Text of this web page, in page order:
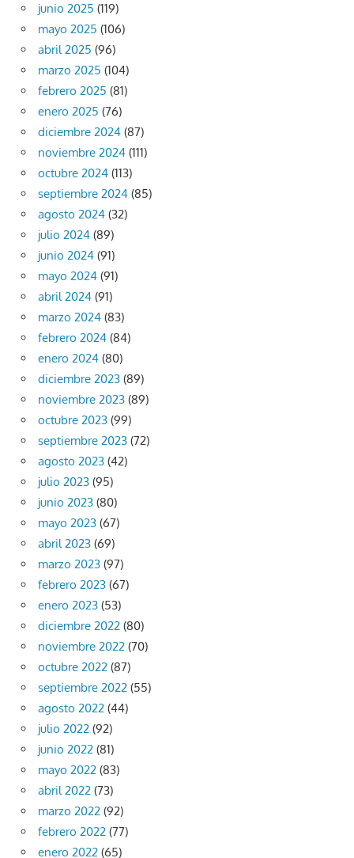
junio 2025 (119)
mayo 2025 (106)
abril 2025 (96)
marzo 2025 (104)
febrero 2025 (81)
enero 2025 (76)
diciembre 2024 (87)
noviembre 2024 (111)
octubre 2024 (113)
septiembre 2024 (85)
agosto 2024 (32)
julio 2024 (89)
junio 2024 (91)
mayo 2024 (91)
abril 2024 (91)
marzo 2024 (83)
febrero 2024 (84)
enero 2024 (80)
diciembre 2023 (89)
noviembre 2023 (89)
octubre 2023 (99)
septiembre 2023 (72)
agosto 2023 (42)
julio 2023 (95)
junio 2023 (80)
mayo 2023 (67)
abril 2023 (69)
marzo 2023 (97)
febrero 2023 (67)
enero 2023 (53)
diciembre 2022 (80)
noviembre 2022 (70)
octubre 2022 (87)
septiembre 2022 (55)
agosto 2022 (44)
julio 2022 (92)
junio 2022 (81)
mayo 2022 (83)
abril 2022 (73)
marzo 2022 (92)
febrero 2022 (77)
enero 2022 (65)